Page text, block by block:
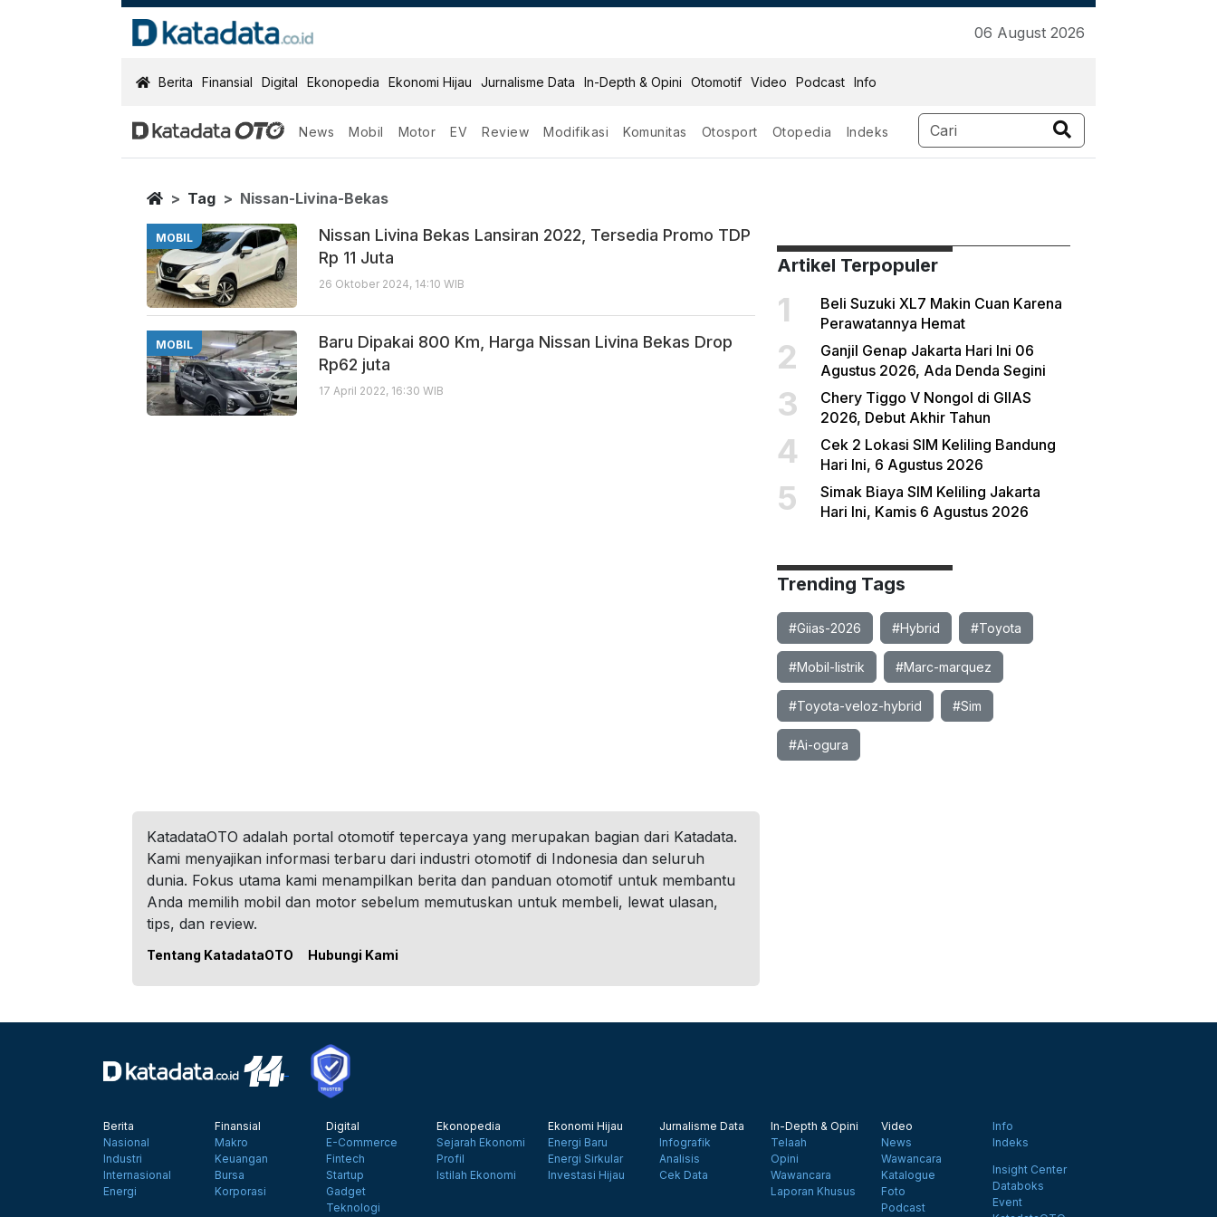
06 August 2026
KatadataOTO
Berita Finansial Digital Ekonopedia Ekonomi Hijau Jurnalisme Data In-Depth & Opini Otomotif Video Podcast Info
News Mobil Motor EV Review Modifikasi Komunitas Otosport Otopedia Indeks
Nissan Livina Bekas
Berita Terbaru
Home
Tag Nissan-Livina-Bekas
MOBIL
Nissan Livina Bekas Lansiran 2022, Tersedia Promo TDP
Rp 11 Juta
26 Oktober 2024, 14:10 WIB
MOBIL
Baru Dipakai 800 Km, Harga Nissan Livina Bekas Drop
Rp62 juta
17 April 2022, 16:30 WIB
Artikel Terpopuler
1
Beli Suzuki XL7 Makin Cuan Karena
Perawatannya Hemat
2
Ganjil Genap Jakarta Hari Ini 06
Agustus 2026, Ada Denda Segini
3
Chery Tiggo V Nongol di GIIAS
2026, Debut Akhir Tahun
4
Cek 2 Lokasi SIM Keliling Bandung
Hari Ini, 6 Agustus 2026
5
Simak Biaya SIM Keliling Jakarta
Hari Ini, Kamis 6 Agustus 2026
Trending Tags
#Giias-2026 #Hybrid #Toyota
#Mobil-listrik #Marc-marquez
#Toyota-veloz-hybrid #Sim
#Ai-ogura
KatadataOTO adalah portal otomotif tepercaya yang merupakan bagian dari Katadata.
Kami menyajikan informasi terbaru dari industri otomotif di Indonesia dan seluruh
dunia. Fokus utama kami menampilkan berita dan panduan otomotif untuk membantu
Anda memilih mobil dan motor sebelum memutuskan untuk membeli, lewat ulasan,
tips, dan review.
Tentang KatadataOTO Hubungi Kami
Berita
Nasional
Industri
Internasional
Energi
Finansial
Makro
Keuangan
Bursa
Korporasi
Digital
E-Commerce
Fintech
Startup
Gadget
Teknologi
Ekonopedia
Sejarah Ekonomi
Profil
Istilah Ekonomi
Ekonomi Hijau
Energi Baru
Energi Sirkular
Investasi Hijau
Jurnalisme Data
Infografik
Analisis
Cek Data
In-Depth & Opini
Telaah
Opini
Wawancara
Laporan Khusus
Video
News
Wawancara
Katalogue
Foto
Podcast
Info
Indeks
Insight Center
Databoks
Event